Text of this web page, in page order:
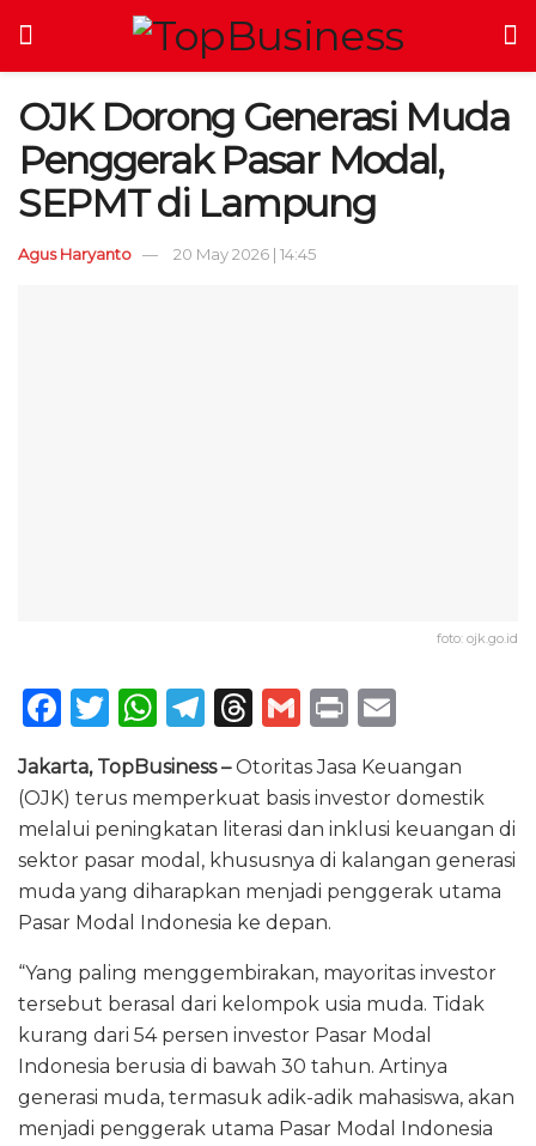
OJK Dorong Generasi Muda
Penggerak Pasar Modal,
SEPMT di Lampung
Agus Haryanto 20 May 2026 | 14:45
foto: ojk.go.id
F
c
e
b
o
o
k
T
it
te
r
W
h
a
ts
A
p
p
T
e
g
ra
m
T
re
a
d
s
G
ai
l
P
n
t
ai
l
Jakarta, TopBusiness –Otoritas Jasa Keuangan
(OJK) terus memperkuat basis investor domestik
melalui peningkatan literasi dan inklusi keuangan di
sektor pasar modal, khususnya di kalangan generasi
muda yang diharapkan menjadi penggerak utama
Pasar Modal Indonesia ke depan.
“Yang paling menggembirakan, mayoritas investor
tersebut berasal dari kelompok usia muda. Tidak
kurang dari 54 persen investor Pasar Modal
Indonesia berusia di bawah 30 tahun. Artinya
generasi muda, termasuk adik-adik mahasiswa, akan
menjadi penggerak utama Pasar Modal Indonesia